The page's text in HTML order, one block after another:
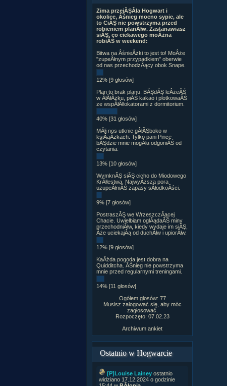
Zima przejĂŞÂła Hogwart i
okolice, Âśnieg mocno sypie, ale
to CiĂŞ nie powstrzyma przed
robieniem planĂłw. Zastanawiasz
siĂŞ, co ciekawego moÂżna
robiĂŚ w weekend:
Bitwa na ÂśnieÂżki to jest to! MoÂże
"zupeÂłnym przypadkiem" oberwie
od nas przechodzÂący obok Snape.
12% [9 głosów]
Plan to brak planu. BĂŞdĂŞ leÂżeĂŚ
w ÂłĂłÂżku, piĂŚ kakao i plotkowaĂŚ
ze wspĂłÂłlokatorami z dormitorium.
40% [31 głosów]
MĂłj nos utknie gÂłĂŞboko w
ksiÂąÂżkach. Tylko pani Pince
bĂŞdzie mnie mogÂła odgoniĂŚ od
czytania.
13% [10 głosów]
WymknĂŞ siĂŞ cicho do Miodowego
KrĂłlestwa. NajwyÂższa pora
uzupeÂłniĂŚ zapasy sÂłodkoÂści.
9% [7 głosów]
PostraszĂŞ we WrzeszczÂącej
Chacie. Uwielbiam oglÂądaĂŚ miny
przechodniĂłw, kiedy wydaje im siĂŞ,
Âże uciekajÂą od duchĂłw i upiorĂłw.
12% [9 głosów]
KaÂżda pogoda jest dobra na
Quidditcha. ÂŚnieg nie powstrzyma
mnie przed regularnymi treningami.
14% [11 głosów]
Ogółem głosów: 77
Musisz zalogować się, aby móc
zagłosować.
Rozpoczęto: 07.02.23
Archiwum ankiet
Ostatnio w Hogwarcie
[P]Louise Lainey ostatnio
widziano 17.12.2024 o godzinie